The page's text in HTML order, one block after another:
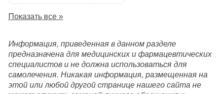
Показать все »
Информация, приведенная в данном разделе
предназначена для медицинских и фармацевтических
специалистов и не должна использоваться для
самолечения. Никакая информация, размещенная на
этой или любой другой странице нашего сайта не